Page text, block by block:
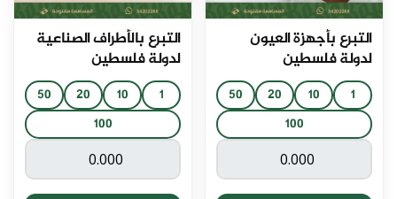
التبرع بأجهزة العيون
لدولة فلسطين
1
10
20
50
100
التبرع بالأطراف الصناعية
لدولة فلسطين
1
10
20
50
100